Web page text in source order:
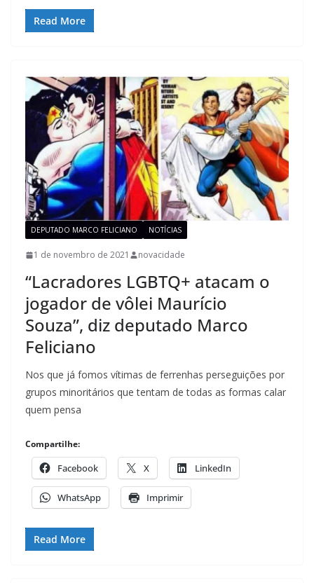
Read More
DEPUTADO MARCO FELICIANO NOTÍCIAS
1 de novembro de 2021 novacidade
“Lacradores LGBTQ+ atacam o
jogador de vôlei Maurício
Souza”, diz deputado Marco
Feliciano
Nos que já fomos vítimas de ferrenhas perseguições por
grupos minoritários que tentam de todas as formas calar
quem pensa
Compartilhe:
Facebook X LinkedIn
WhatsApp Imprimir
Read More